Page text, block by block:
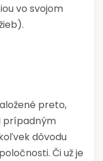
vo svojom
preto,
prípadným
dôvodu
Či už je